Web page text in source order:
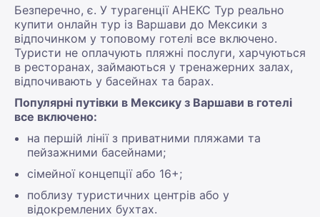
Безперечно, є. У турагенції АНЕКС Тур реально
купити онлайн тур із Варшави до Мексики з
відпочинком у топовому готелі все включено.
Туристи не оплачують пляжні послуги, харчуються
в ресторанах, займаються у тренажерних залах,
відпочивають у басейнах та барах.
Популярні путівки в Мексику з Варшави в готелі
все включено:
на першій лінії з приватними пляжами та
пейзажними басейнами;
сімейної концепції або 16+;
поблизу туристичних центрів або у
відокремлених бухтах.